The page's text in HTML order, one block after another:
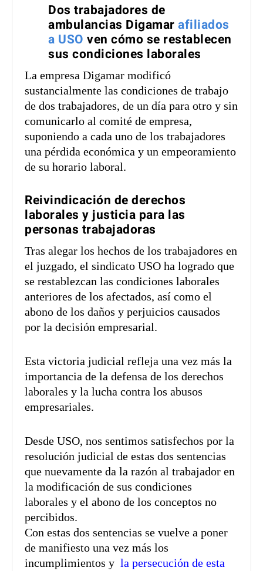
Dos trabajadores de
ambulancias Digamarafiliados
a USO ven cómo se restablecen
sus condiciones laborales
La empresa Digamar modificó
sustancialmente las condiciones de trabajo
de dos trabajadores, de un día para otro y sin
comunicarlo al comité de empresa,
suponiendo a cada uno de los trabajadores
una pérdida económica y un empeoramiento
de su horario laboral.
Reivindicación de derechos
laborales y justicia para las
personas trabajadoras
Tras alegar los hechos de los trabajadores en
el juzgado, el sindicato USO ha logrado que
se restablezcan las condiciones laborales
anteriores de los afectados, así como el
abono de los daños y perjuicios causados
por la decisión empresarial.
Esta victoria judicial refleja una vez más la
importancia de la defensa de los derechos
laborales y la lucha contra los abusos
empresariales.
Desde USO, nos sentimos satisfechos por la
resolución judicial de estas dos sentencias
que nuevamente da la razón al trabajador en
la modificación de sus condiciones
laborales y el abono de los conceptos no
percibidos.
Con estas dos sentencias se vuelve a poner
de manifiesto una vez más los
incumplimientos y la persecución de esta